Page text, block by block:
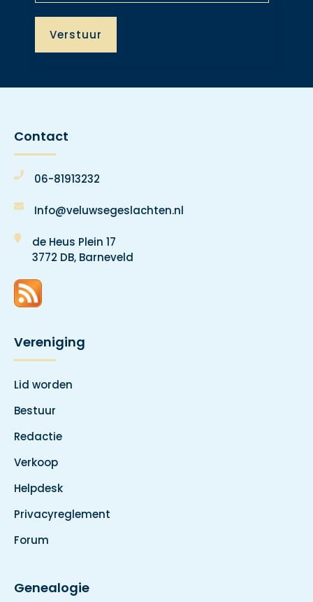
Contact
06-81913232
Info@veluwsegeslachten.nl
de Heus Plein 17
3772 DB, Barneveld
Vereniging
Lid worden
Bestuur
Redactie
Verkoop
Helpdesk
Privacyreglement
Forum
Genealogie